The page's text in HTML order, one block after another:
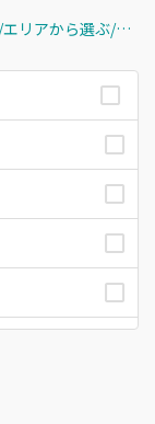
関東/神奈川県/エリアから選ぶ/相模大野・小田急相模原